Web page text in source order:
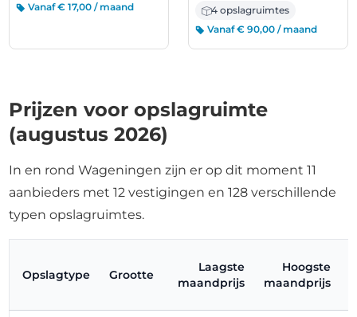
Vanaf € 17,00 / maand
4 opslagruimtes
Vanaf € 90,00 / maand
Prijzen voor opslagruimte
(augustus 2026)
In en rond Wageningen zijn er op dit moment 11
aanbieders met 12 vestigingen en 128 verschillende
typen opslagruimtes.
Opslagtype Grootte
Laagste
maandprijs
Hoogste
maandprijs